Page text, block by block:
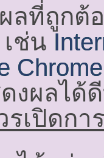
ลที่ถูกต้
เช่น
งผลได้
รเปิดกา